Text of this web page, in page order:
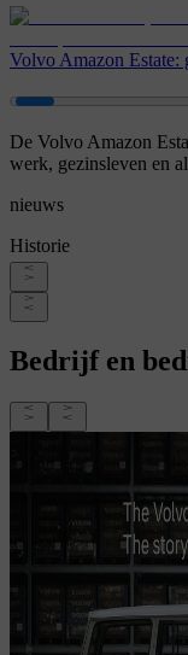
Volvo Amazon Estate:
De Volvo Amazon
werk, gezinsleven en
nieuws
Historie
Bedrijf en